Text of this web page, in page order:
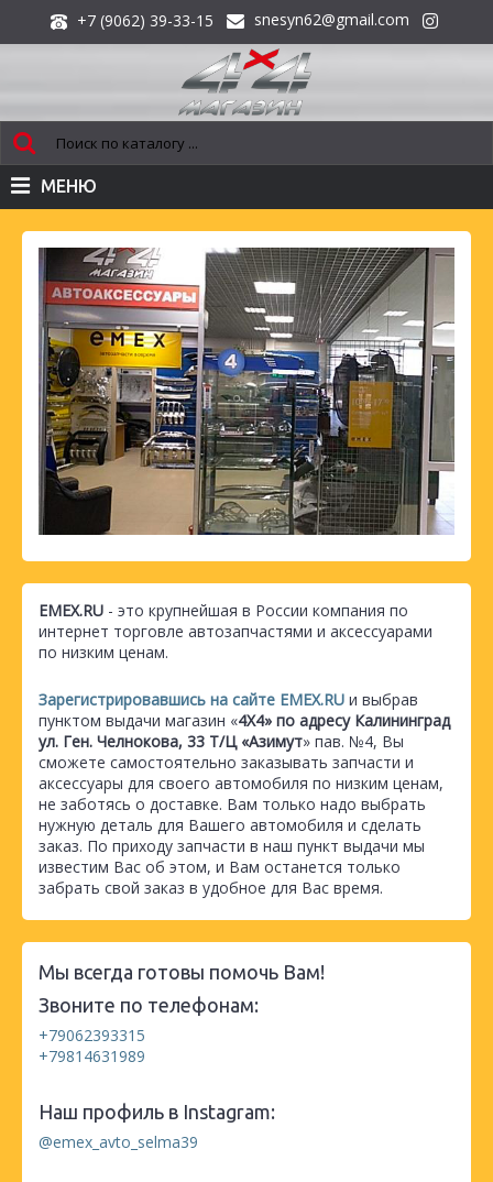
+7 (9062) 39-33-15 snesyn62@gmail.com
МЕНЮ
EMEX.RU - это крупнейшая в России компания по
интернет торговле автозапчастями и аксессуарами
по низким ценам.
Зарегистрировавшись на сайте EMEX.RU и выбрав
пунктом выдачи магазин «4Х4» по адресу Калининград
ул. Ген. Челнокова, 33 Т/Ц «Азимут» пав. №4, Вы
сможете самостоятельно заказывать запчасти и
аксессуары для своего автомобиля по низким ценам,
не заботясь о доставке. Вам только надо выбрать
нужную деталь для Вашего автомобиля и сделать
заказ. По приходу запчасти в наш пункт выдачи мы
известим Вас об этом, и Вам останется только
забрать свой заказ в удобное для Вас время.
Мы всегда готовы помочь Вам!
Звоните по телефонам:
+79062393315
+79814631989
Наш профиль в Instagram:
@emex_avto_selma39